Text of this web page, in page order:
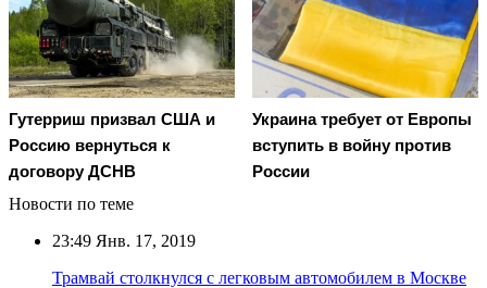
Гутерриш призвал США и
Россию вернуться к
договору ДСНВ
Украина требует от Европы
вступить в войну против
России
Новости по теме
23:49 Янв. 17, 2019
Трамвай столкнулся с легковым автомобилем в Москве